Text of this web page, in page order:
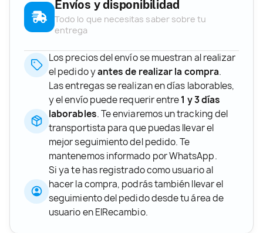
Envíos y disponibilidad
Todo lo que necesitas saber sobre tu
entrega
Los precios del envío se muestran al realizar
el pedido yantes de realizar la compra.
Las entregas se realizan en días laborables,
y el envío puede requerir entre1 y 3 días
laborables. Te enviaremos un tracking del
transportista para que puedas llevar el
mejor seguimiento del pedido. Te
mantenemos informado por WhatsApp.
Si ya te has registrado como usuario al
hacer la compra, podrás también llevar el
seguimiento del pedido desde tu área de
usuario en ElRecambio.